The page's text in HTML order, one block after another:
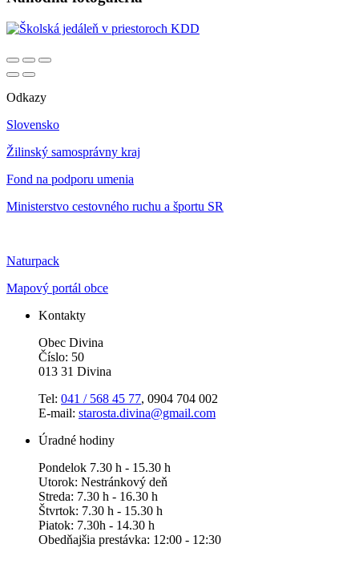
Odkazy
Slovensko
Žilinský samosprávny kraj
Fond na podporu umenia
Ministerstvo cestovného ruchu a športu SR
Naturpack
Mapový portál obce
Kontakty
Obec Divina
Číslo: 50
013 31 Divina
Tel: 041 / 568 45 77, 0904 704 002
E-mail: starosta.divina@gmail.com
Úradné hodiny
Pondelok 7.30 h - 15.30 h
Utorok: Nestránkový deň
Streda: 7.30 h - 16.30 h
Štvrtok: 7.30 h - 15.30 h
Piatok: 7.30h - 14.30 h
Obedňajšia prestávka: 12:00 - 12:30